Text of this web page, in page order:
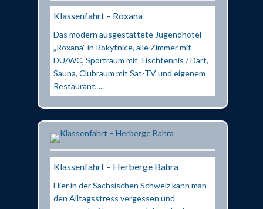
Klassenfahrt – Roxana
Das modern ausgestattete Jugendhotel
„Roxana” in Rokytnice, alle Zimmer mit
DU/WC, Sportraum mit Tischtennis / Dart,
Sauna, Clubraum mit Sat-TV und eigenem
Restaurant, ...
Klassenfahrt – Herberge Bahra
Hier in der Sächsischen Schweiz kann man
den Alltagsstress vergessen und